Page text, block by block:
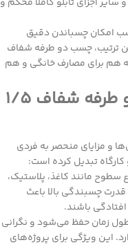
امکان چسباندن دقیق
ترتیب، چسب دو طرفه شفاف
که هم برای مصارف خانگی و هم
طرفه شفاف 1/5
ویژگی‌ها و مزایای منحصر به فردی
تبدیل کرده است:
مانند کاغذ، پلاستیک،
چسبندگی بالا باعث
باشند.
زمان حفظ می‌شود و نگرانی
این ویژگی برای پروژه‌های